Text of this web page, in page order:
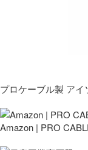
プロケーブル製 ア
Amazon | PRO